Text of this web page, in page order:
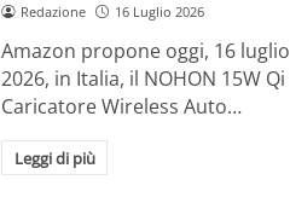
Redazione 16 Luglio 2026
Amazon propone oggi, 16 luglio
2026, in Italia, il NOHON 15W Qi
Caricatore Wireless Auto…
Leggi di più